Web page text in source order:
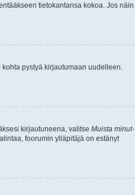
tietokantansa kokoa. Jos näin
pystyä kirjautumaan uudelleen.
kirjautuneena, valitse Muista minut-
foorumin ylläpitäjä on estänyt